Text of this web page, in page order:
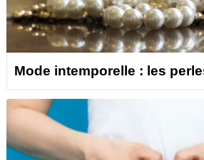
Mode intemporelle : les